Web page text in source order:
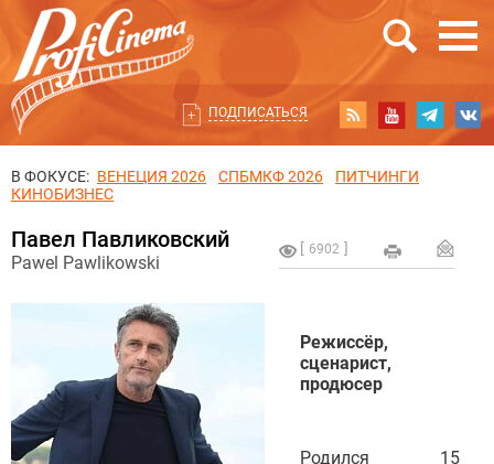
ПОДПИСАТЬСЯ
В ФОКУСЕ: ВЕНЕЦИЯ 2026 СПБМКФ 2026
ПИТЧИНГИ
КИНОБИЗНЕС
6902
Павел Павликовский
Pawel Pawlikowski
Режиссёр,
сценарист,
продюсер
Родился 15